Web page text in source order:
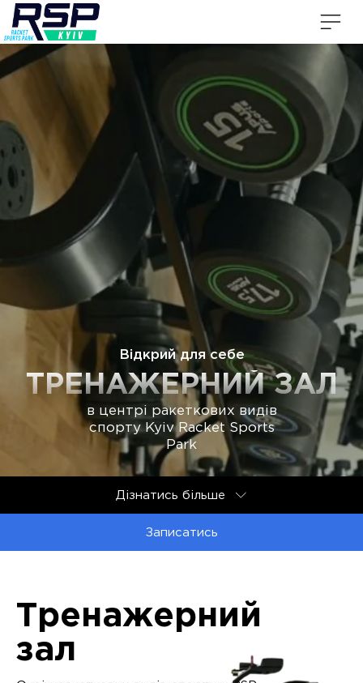
Відкрий для себе
ТРЕНАЖЕРНИЙ ЗАЛ
в центрі ракеткових видів
спорту Kyiv Racket Sports
Park
Дізнатись більше
Записатись
Тренажерний
зал